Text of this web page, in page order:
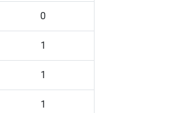
0
1
1
1